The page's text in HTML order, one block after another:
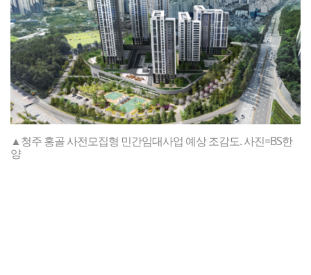
▲청주 홍골 사전모집형 민간임대사업 예상 조감도. 사진=BS한
양